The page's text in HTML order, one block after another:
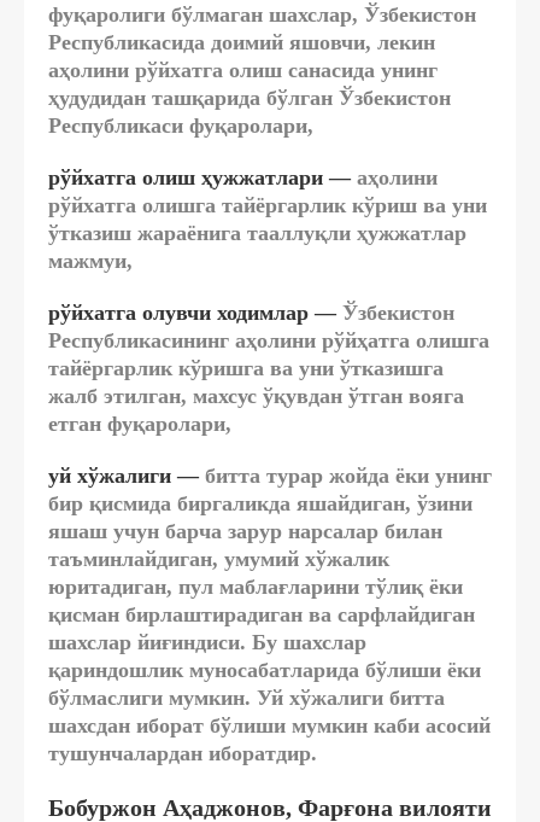
фуқаролиги бўлмаган шахслар, Ўзбекистон
Республикасида доимий яшовчи, лекин
аҳолини рўйхатга олиш санасида унинг
ҳудудидан ташқарида бўлган Ўзбекистон
Республикаси фуқаролари,
рўйхатга олиш ҳужжатлари —аҳолини
рўйхатга олишга тайёргарлик кўриш ва уни
ўтказиш жараёнига тааллуқли ҳужжатлар
мажмуи,
рўйхатга олувчи ходимлар —Ўзбекистон
Республикасининг аҳолини рўйҳатга олишга
тайёргарлик кўришга ва уни ўтказишга
жалб этилган, махсус ўқувдан ўтган вояга
етган фуқаролари,
уй хўжалиги —битта турар жойда ёки унинг
бир қисмида биргаликда яшайдиган, ўзини
яшаш учун барча зарур нарсалар билан
таъминлайдиган, умумий хўжалик
юритадиган, пул маблағларини тўлиқ ёки
қисман бирлаштирадиган ва сарфлайдиган
шахслар йиғиндиси. Бу шахслар
қариндошлик муносабатларида бўлиши ёки
бўлмаслиги мумкин. Уй хўжалиги битта
шахсдан иборат бўлиши мумкин каби асосий
тушунчалардан иборатдир.
Бобуржон Аҳаджонов, Фарғона вилояти